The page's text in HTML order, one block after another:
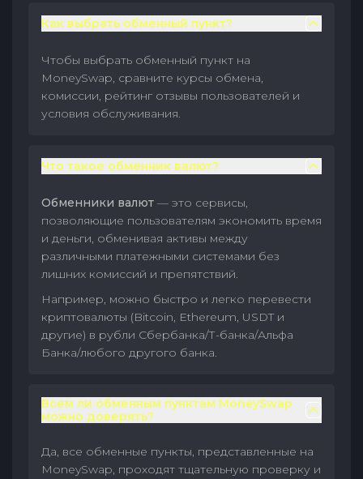
Как выбрать обменный пункт?
Чтобы выбрать обменный пункт на
MoneySwap, сравните курсы обмена,
комиссии, рейтинг отзывы пользователей и
условия обслуживания.
Что такое обменник валют?
Обменники валют — это сервисы,
позволяющие пользователям экономить время
и деньги, обменивая активы между
различными платежными системами без
лишних комиссий и препятствий.
Например, можно быстро и легко перевести
криптовалюты (Bitcoin, Ethereum, USDT и
другие) в рубли Сбербанка/Т-банка/Альфа
Банка/любого другого банка.
Всем ли обменным пунктам MoneySwap
можно доверять?
Да, все обменные пункты, представленные на
MoneySwap, проходят тщательную проверку и